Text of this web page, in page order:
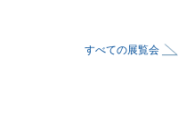
すべての展覧会